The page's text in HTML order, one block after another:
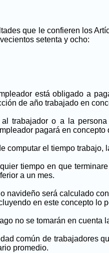
que le confieren los
setenta y ocho:
está obligado a
de año trabajado en
trabajador o a la
pagará en
computar el tiempo
tiempo en que
a un mes.
navideño será calculado
en este concepto lo
no se tomarán en
común de trabajadores
promedio.